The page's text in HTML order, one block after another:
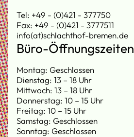
Tel: +49 - (0)421 - 377750
Fax: +49 - (0)421 - 3777511
info(at)schlachthof-bremen.de
Büro-Öffnungszeiten
Montag: Geschlossen
Dienstag: 13 – 18 Uhr
Mittwoch: 13 – 18 Uhr
Donnerstag: 10 – 15 Uhr
Freitag: 10 – 15 Uhr
Samstag: Geschlossen
Sonntag: Geschlossen